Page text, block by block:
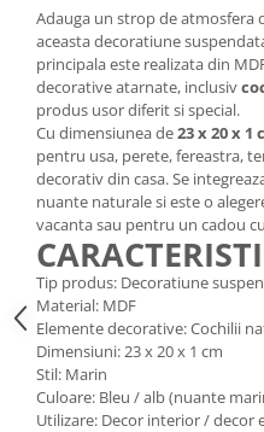
Adauga un strop de atmosfera
aceasta decoratiune
principala este realizata din
decorative atarnate, inclusiv
produs usor diferit si special.
Cu dimensiunea de23 x 20 x 1
pentru usa, perete, fereastra,
decorativ din casa. Se
nuante naturale si este o
vacanta sau pentru un cadou
Tip produs: Decoratiune
Material: MDF
Elemente decorative: Cochilii
Dimensiuni: 23 x 20 x 1 cm
Stil: Marin
Culoare: Bleu / alb (nuante
Utilizare: Decor interior /